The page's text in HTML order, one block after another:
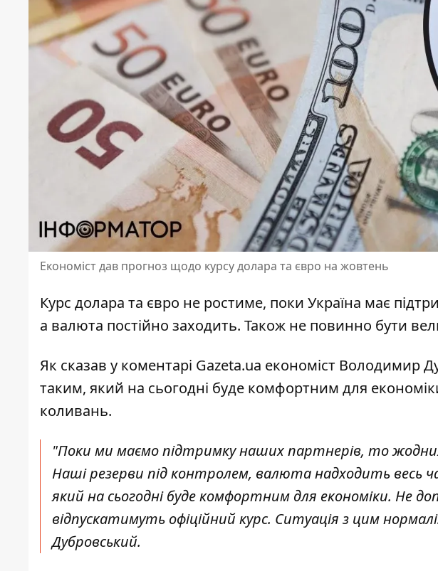
Економіст дав прогноз щодо курсу долара та євро на жовтень
Курс долара та євро не ростиме, поки Україна має
а валюта постійно заходить. Також не повинно бути
Як сказав у коментарі Gazeta.ua економіст Володимир
таким, який на сьогодні буде комфортним для
коливань.
"Поки ми маємо підтримку наших партнерів, то
Наші резерви під контролем, валюта надходить весь
який на сьогодні буде комфортним для економіки. Не
відпускатимуть офіційний курс. Ситуація з цим
Дубровський.